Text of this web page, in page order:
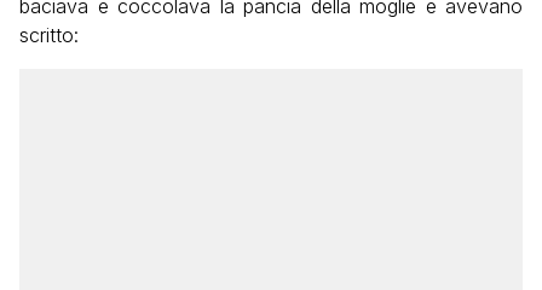
baciava e coccolava la pancia della moglie e avevano
scritto: